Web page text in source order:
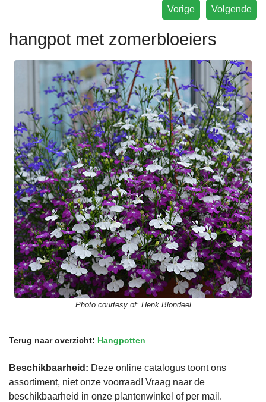
Volgende
Vorige
hangpot met zomerbloeiers
Photo courtesy of: Henk Blondeel
Terug naar overzicht: Hangpotten
Beschikbaarheid: Deze online catalogus toont ons
assortiment, niet onze voorraad! Vraag naar de
beschikbaarheid in onze plantenwinkel of per mail.